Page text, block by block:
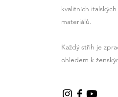
kvalitních
materiálů.
Každý střih je
ohledem k